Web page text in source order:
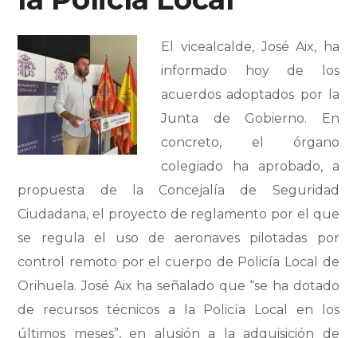
El vicealcalde, José Aix, ha
informado hoy de los
acuerdos adoptados por la
Junta de Gobierno. En
concreto, el órgano
colegiado ha aprobado, a
propuesta de la Concejalía de Seguridad
Ciudadana, el proyecto de reglamento por el que
se regula el uso de aeronaves pilotadas por
control remoto por el cuerpo de Policía Local de
Orihuela. José Aix ha señalado que “se ha dotado
de recursos técnicos a la Policía Local en los
últimos meses”, en alusión a la adquisición de